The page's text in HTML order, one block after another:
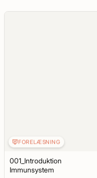
FORELÆSNING
001_Introduktion
Immunsystem